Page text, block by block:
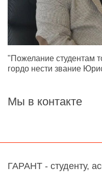
"Пожелание студентам
гордо нести звание
Мы в контакте
ГАРАНТ - студенту,